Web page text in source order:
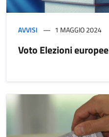
AVVISI 1 MAGGIO 2024
Voto Elezioni europee